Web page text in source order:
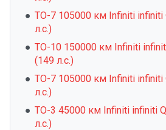
ТО-7 105000 км Infiniti infiniti
л.с.)
ТО-10 150000 км Infiniti
(149 л.с.)
ТО-7 105000 км Infiniti infiniti
л.с.)
ТО-3 45000 км Infiniti infiniti
л.с.)